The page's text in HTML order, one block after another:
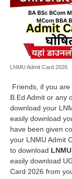
LNMU Admit Card 2026
Friends, if you are
B.Ed Admit or any
download your
easily download
have been given
your LNMU Admit
to download
easily download
Card 2026 from